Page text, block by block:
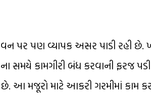
પર પણ વ્યાપક અસર પાડી રહી છે.
સમયે કામગીરી બંધ કરવાની ફરજ
આ મજૂરો માટે આકરી ગરમીમાં કામ